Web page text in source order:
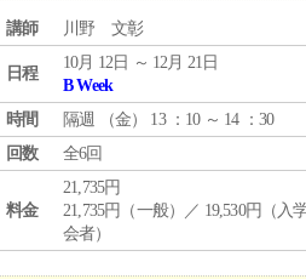
講師 川野 文彰
日程
10月 12日 ～ 12月 21日
B Week
時間
隔週 （金） 13 ：10 ～ 14 ：30
回数
全6回
料金
21,735円
21,735円（一般）／ 19,530円（入
会者）